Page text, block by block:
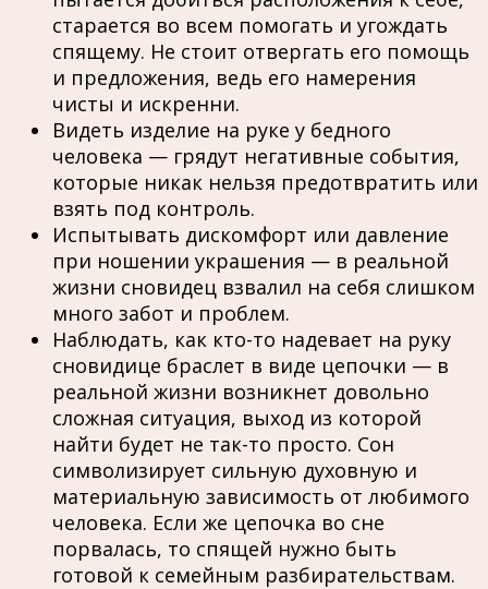
старается во всем помогать и угождать
спящему. Не стоит отвергать его помощь
и предложения, ведь его намерения
чисты и искренни.
Видеть изделие на руке у бедного
человека — грядут негативные события,
которые никак нельзя предотвратить или
взять под контроль.
Испытывать дискомфорт или давление
при ношении украшения — в реальной
жизни сновидец взвалил на себя слишком
много забот и проблем.
Наблюдать, как кто-то надевает на руку
сновидице браслет в виде цепочки — в
реальной жизни возникнет довольно
сложная ситуация, выход из которой
найти будет не так-то просто. Сон
символизирует сильную духовную и
материальную зависимость от любимого
человека. Если же цепочка во сне
порвалась, то спящей нужно быть
готовой к семейным разбирательствам.